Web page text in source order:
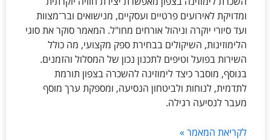
ומדויקת לאירועים פרטיים ועסקיים, מנישואים ובר־מצוות
ועד סיורי יוקרה וניהול אורחים מחו"ל. המאמר סוקר את סוגי
הלימוזינות, השיקולים בבחירת ספק מקצועי, מה כולל
השירות בפועל וטיפים לתכנון נכון של המסלול והזמנים.
בנוסף, מוסבר כיצד לימוזינה להשכרה בצפון תורמת
לתדמית, לנוחות ולביטחון הנסיעה, ומספקת ערך מוסף
מעבר לנסיעה רגילה.
לקריאת המאמר »